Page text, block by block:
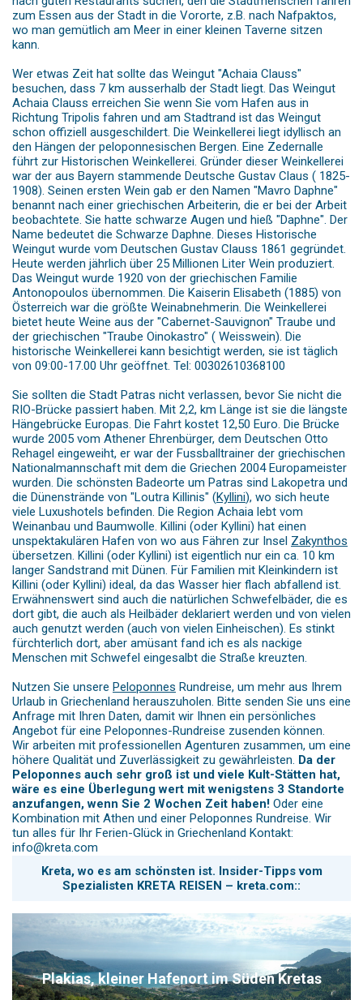
zum Essen aus der Stadt in die Vororte, z.B. nach Nafpaktos,
wo man gemütlich am Meer in einer kleinen Taverne sitzen
kann.
Wer etwas Zeit hat sollte das Weingut "Achaia Clauss"
besuchen, dass 7 km ausserhalb der Stadt liegt. Das Weingut
Achaia Clauss erreichen Sie wenn Sie vom Hafen aus in
Richtung Tripolis fahren und am Stadtrand ist das Weingut
schon offiziell ausgeschildert. Die Weinkellerei liegt idyllisch an
den Hängen der peloponnesischen Bergen. Eine Zedernalle
führt zur Historischen Weinkellerei. Gründer dieser Weinkellerei
war der aus Bayern stammende Deutsche Gustav Claus ( 1825-
1908). Seinen ersten Wein gab er den Namen "Mavro Daphne"
benannt nach einer griechischen Arbeiterin, die er bei der Arbeit
beobachtete. Sie hatte schwarze Augen und hieß "Daphne". Der
Name bedeutet die Schwarze Daphne. Dieses Historische
Weingut wurde vom Deutschen Gustav Clauss 1861 gegründet.
Heute werden jährlich über 25 Millionen Liter Wein produziert.
Das Weingut wurde 1920 von der griechischen Familie
Antonopoulos übernommen. Die Kaiserin Elisabeth (1885) von
Österreich war die größte Weinabnehmerin. Die Weinkellerei
bietet heute Weine aus der "Cabernet-Sauvignon" Traube und
der griechischen "Traube Oinokastro" ( Weisswein). Die
historische Weinkellerei kann besichtigt werden, sie ist täglich
von 09:00-17.00 Uhr geöffnet. Tel: 00302610368100
Sie sollten die Stadt Patras nicht verlassen, bevor Sie nicht die
RIO-Brücke passiert haben. Mit 2,2, km Länge ist sie die längste
Hängebrücke Europas. Die Fahrt kostet 12,50 Euro. Die Brücke
wurde 2005 vom Athener Ehrenbürger, dem Deutschen Otto
Rehagel eingeweiht, er war der Fussballtrainer der griechischen
Nationalmannschaft mit dem die Griechen 2004 Europameister
wurden. Die schönsten Badeorte um Patras sind Lakopetra und
die Dünenstrände von "Loutra Killinis" (Kyllini), wo sich heute
viele Luxushotels befinden. Die Region Achaia lebt vom
Weinanbau und Baumwolle. Killini (oder Kyllini) hat einen
unspektakulären Hafen von wo aus Fähren zur Insel Zakynthos
übersetzen. Killini (oder Kyllini) ist eigentlich nur ein ca. 10 km
langer Sandstrand mit Dünen. Für Familien mit Kleinkindern ist
Killini (oder Kyllini) ideal, da das Wasser hier flach abfallend ist.
Erwähnenswert sind auch die natürlichen Schwefelbäder, die es
dort gibt, die auch als Heilbäder deklariert werden und von vielen
auch genutzt werden (auch von vielen Einheischen). Es stinkt
fürchterlich dort, aber amüsant fand ich es als nackige
Menschen mit Schwefel eingesalbt die Straße kreuzten.
Nutzen Sie unsere Peloponnes Rundreise, um mehr aus Ihrem
Urlaub in Griechenland herauszuholen. Bitte senden Sie uns eine
Anfrage mit Ihren Daten, damit wir Ihnen ein persönliches
Angebot für eine Peloponnes-Rundreise zusenden können.
Wir arbeiten mit professionellen Agenturen zusammen, um eine
höhere Qualität und Zuverlässigkeit zu gewährleisten. Da der
Peloponnes auch sehr groß ist und viele Kult-Stätten hat,
wäre es eine Überlegung wert mit wenigstens 3 Standorte
anzufangen, wenn Sie 2 Wochen Zeit haben! Oder eine
Kombination mit Athen und einer Peloponnes Rundreise. Wir
tun alles für Ihr Ferien-Glück in Griechenland Kontakt:
info@kreta.com
Kreta, wo es am schönsten ist. Insider-Tipps vom
Spezialisten KRETA REISEN – kreta.com::
Plakias, kleiner Hafenort im Süden Kretas